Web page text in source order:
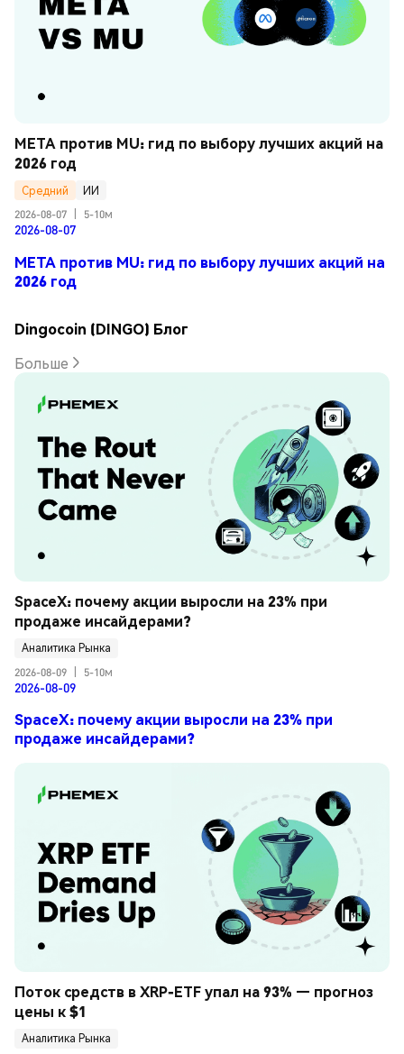
META против MU: гид по выбору лучших акций на
2026 год
Средний
ИИ
2026-08-07
5-10м
2026-08-07
META против MU: гид по выбору лучших акций на
2026 год
Dingocoin (DINGO) Блог
Больше
SpaceX: почему акции выросли на 23% при
продаже инсайдерами?
Аналитика Рынка
2026-08-09
5-10м
2026-08-09
SpaceX: почему акции выросли на 23% при
продаже инсайдерами?
Поток средств в XRP-ETF упал на 93% — прогноз
цены к $1
Аналитика Рынка